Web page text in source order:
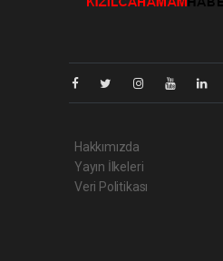
Hakkımızda
Yayın İlkeleri
Veri Politikası